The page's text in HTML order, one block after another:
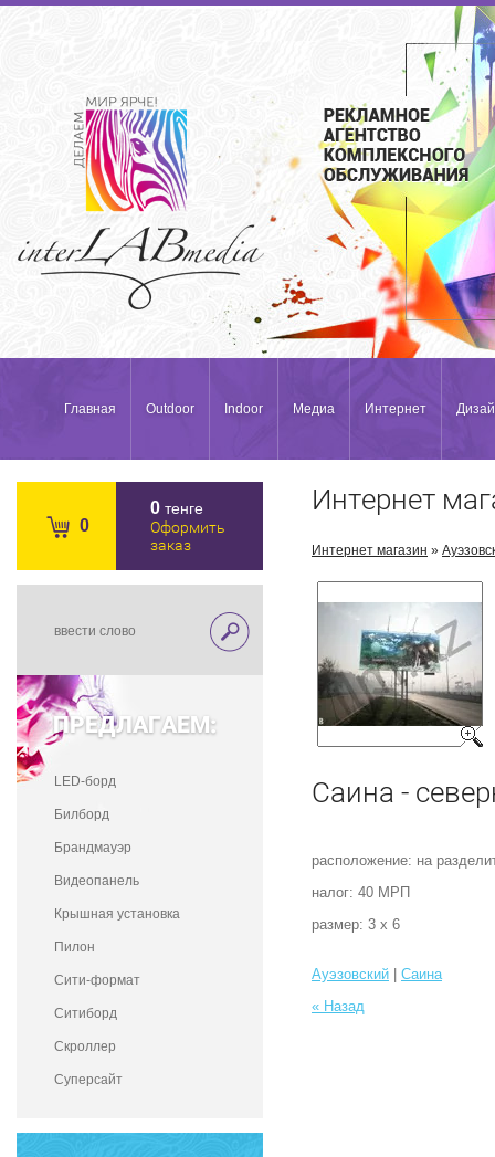
Главная Outdoor Indoor Медиа Интернет
0
0 тенге
Оформить
заказ
ПРЕДЛАГАЕМ:
LED-борд
Билборд
Брандмауэр
Видеопанель
Крышная установка
Пилон
Сити-формат
Ситиборд
Скроллер
Суперсайт
Интернет
Интернет магазин »
Саина -
расположение: на
налог: 40 МРП
размер: 3 х 6
Ауэзовский
Саина
« Назад